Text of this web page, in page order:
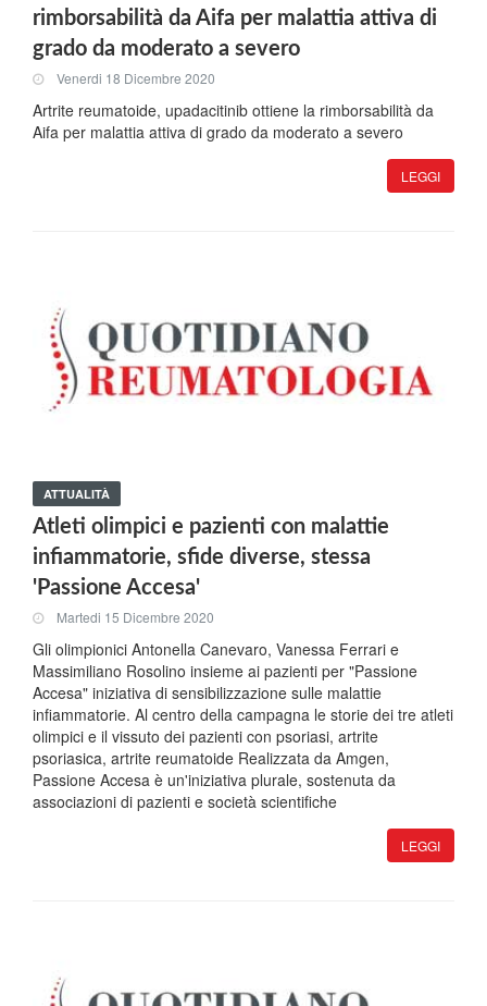
rimborsabilità da Aifa per malattia attiva di
grado da moderato a severo
Venerdi 18 Dicembre 2020
Artrite reumatoide, upadacitinib ottiene la rimborsabilità da
Aifa per malattia attiva di grado da moderato a severo
LEGGI
ATTUALITÀ
Atleti olimpici e pazienti con malattie
infiammatorie, sfide diverse, stessa
'Passione Accesa'
Martedi 15 Dicembre 2020
Gli olimpionici Antonella Canevaro, Vanessa Ferrari e
Massimiliano Rosolino insieme ai pazienti per "Passione
Accesa" iniziativa di sensibilizzazione sulle malattie
infiammatorie. Al centro della campagna le storie dei tre atleti
olimpici e il vissuto dei pazienti con psoriasi, artrite
psoriasica, artrite reumatoide Realizzata da Amgen,
Passione Accesa è un'iniziativa plurale, sostenuta da
associazioni di pazienti e società scientifiche
LEGGI